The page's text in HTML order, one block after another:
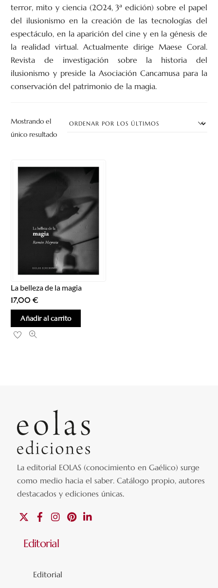
terror, mito y ciencia (2024, 3ª edición) sobre el papel
del ilusionismo en la creación de las tecnologías del
espectáculo, en la aparición del cine y en la génesis de
la realidad virtual. Actualmente dirige Maese Coral.
Revista de investigación sobre la historia del
ilusionismo y preside la Asociación Cancamusa para la
conservación del patrimonio de la magia.
Mostrando el
único resultado
La belleza de la magia
17,00€
Añadir al carrito
La editorial EOLAS (conocimiento en Gaélico) surge
como medio hacia el saber.Catálogo propio, autores
destacados y ediciones únicas.
FacebookInstagramPinterest
Editorial
Editorial